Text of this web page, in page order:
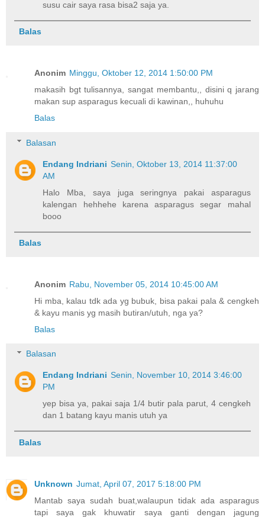
susu cair saya rasa bisa2 saja ya.
Balas
Anonim Minggu, Oktober 12, 2014 1:50:00 PM
makasih bgt tulisannya, sangat membantu,, disini q jarang
makan sup asparagus kecuali di kawinan,, huhuhu
Balas
Balasan
Endang Indriani Senin, Oktober 13, 2014 11:37:00
AM
Halo Mba, saya juga seringnya pakai asparagus
kalengan hehhehe karena asparagus segar mahal
booo
Balas
Anonim Rabu, November 05, 2014 10:45:00 AM
Hi mba, kalau tdk ada yg bubuk, bisa pakai pala & cengkeh
& kayu manis yg masih butiran/utuh, nga ya?
Balas
Balasan
Endang Indriani Senin, November 10, 2014 3:46:00
PM
yep bisa ya, pakai saja 1/4 butir pala parut, 4 cengkeh
dan 1 batang kayu manis utuh ya
Balas
Unknown Jumat, April 07, 2017 5:18:00 PM
Mantab saya sudah buat,walaupun tidak ada asparagus
tapi saya gak khuwatir saya ganti dengan jagung